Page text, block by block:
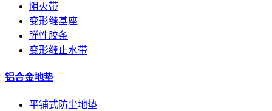
阻火带
变形缝基座
弹性胶条
变形缝止水带
铝合金地垫
平铺式防尘地垫